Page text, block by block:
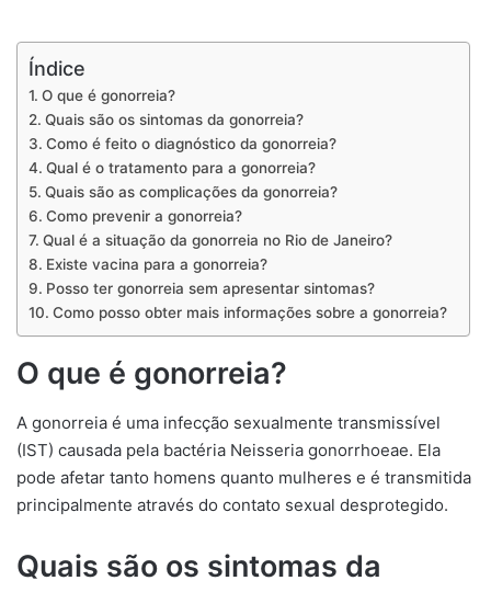
Índice
O que é gonorreia?
Quais são os sintomas da gonorreia?
Como é feito o diagnóstico da gonorreia?
Qual é o tratamento para a gonorreia?
Quais são as complicações da gonorreia?
Como prevenir a gonorreia?
Qual é a situação da gonorreia no Rio de Janeiro?
Existe vacina para a gonorreia?
Posso ter gonorreia sem apresentar sintomas?
Como posso obter mais informações sobre a gonorreia?
O que é gonorreia?
A gonorreia é uma infecção sexualmente transmissível
(IST) causada pela bactéria Neisseria gonorrhoeae. Ela
pode afetar tanto homens quanto mulheres e é transmitida
principalmente através do contato sexual desprotegido.
Quais são os sintomas da